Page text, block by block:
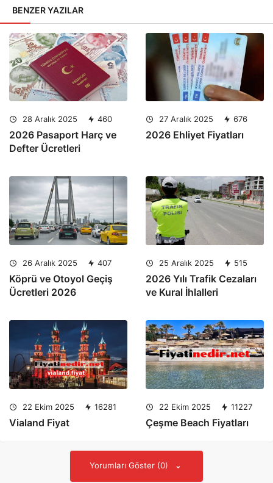
BENZER YAZILAR
28 Aralık 2025 460
2026 Pasaport Harç ve
Defter Ücretleri
27 Aralık 2025 676
2026 Ehliyet Fiyatları
26 Aralık 2025 407
Köprü ve Otoyol Geçiş
Ücretleri 2026
25 Aralık 2025 515
2026 Yılı Trafik Cezaları
ve Kural İhlalleri
22 Ekim 2025 16281
Vialand Fiyat
22 Ekim 2025 11227
Çeşme Beach Fiyatları
Yorumları Göster (0)